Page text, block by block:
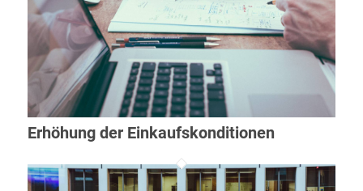
Erhöhung der Einkaufskonditionen